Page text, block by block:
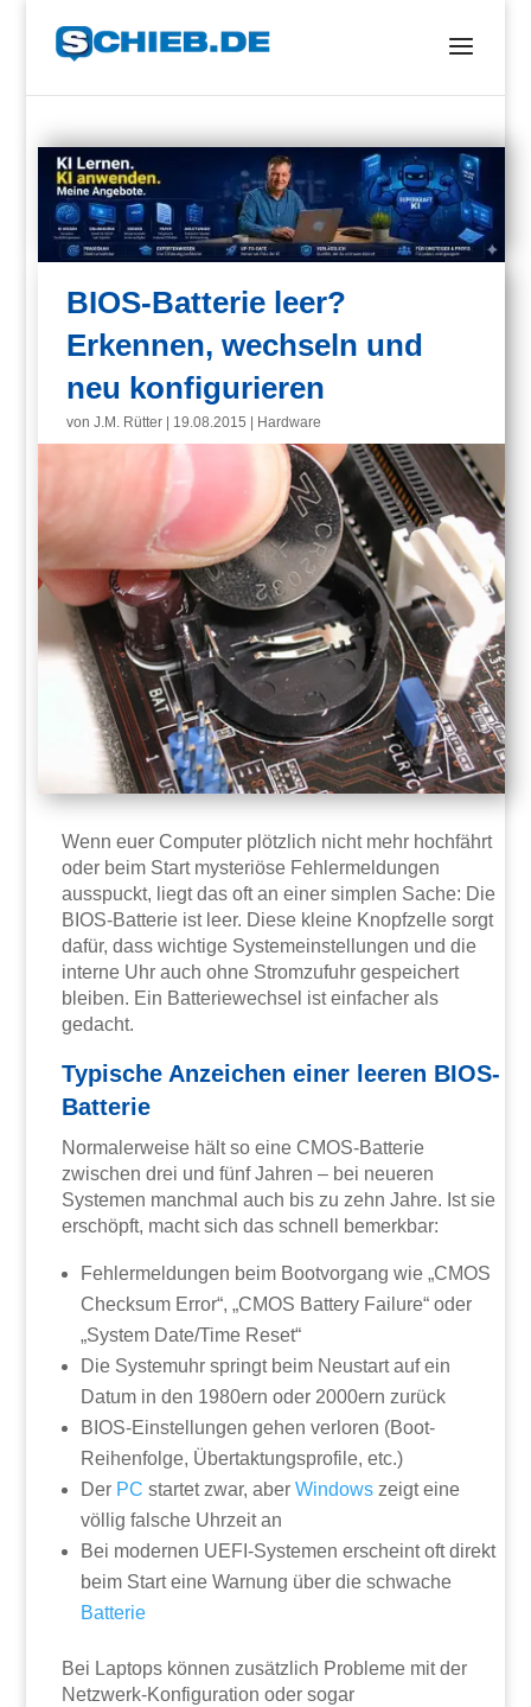
BIOS-Batterie leer?
Erkennen, wechseln und
neu konfigurieren
vonJ.M. Rütter 19.08.2015 Hardware
Wenn euer Computer plötzlich nicht mehr hochfährt
oder beim Start mysteriöse Fehlermeldungen
ausspuckt, liegt das oft an einer simplen Sache: Die
BIOS-Batterie ist leer. Diese kleine Knopfzelle sorgt
dafür, dass wichtige Systemeinstellungen und die
interne Uhr auch ohne Stromzufuhr gespeichert
bleiben. Ein Batteriewechsel ist einfacher als
gedacht.
Typische Anzeichen einer leeren BIOS-
Batterie
Normalerweise hält so eine CMOS-Batterie
zwischen drei und fünf Jahren – bei neueren
Systemen manchmal auch bis zu zehn Jahre. Ist sie
erschöpft, macht sich das schnell bemerkbar:
Fehlermeldungen beim Bootvorgang wie „CMOS
Checksum Error“, „CMOS Battery Failure“ oder
„System Date/Time Reset“
Die Systemuhr springt beim Neustart auf ein
Datum in den 1980ern oder 2000ern zurück
BIOS-Einstellungen gehen verloren (Boot-
Reihenfolge, Übertaktungsprofile, etc.)
Der PC startet zwar, aberWindows zeigt eine
völlig falsche Uhrzeit an
Bei modernen UEFI-Systemen erscheint oft direkt
beim Start eine Warnung über die schwache
Batterie
Bei Laptops können zusätzlich Probleme mit der
Netzwerk-Konfiguration oder sogar